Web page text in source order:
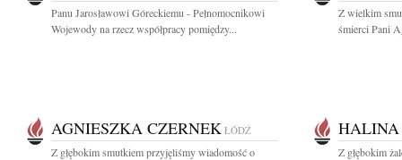
Panu Jarosławowi Góreckiemu - Pełnomocnikowi
Wojewody na rzecz współpracy pomiędzy...
Z wielkim
śmierci Pani
AGNIESZKA CZERNEK ŁÓDŹ
Z głębokim smutkiem przyjęliśmy wiadomość o
HALINA
Z głębokim